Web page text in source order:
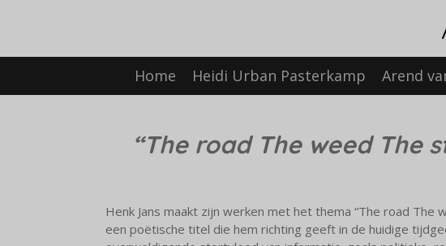
Home Heidi Urban Pasterkamp Arend
“The road The weed The
Henk Jans maakt zijn werken met het thema “The road The
een poëtische titel die hem richting geeft in de huidige